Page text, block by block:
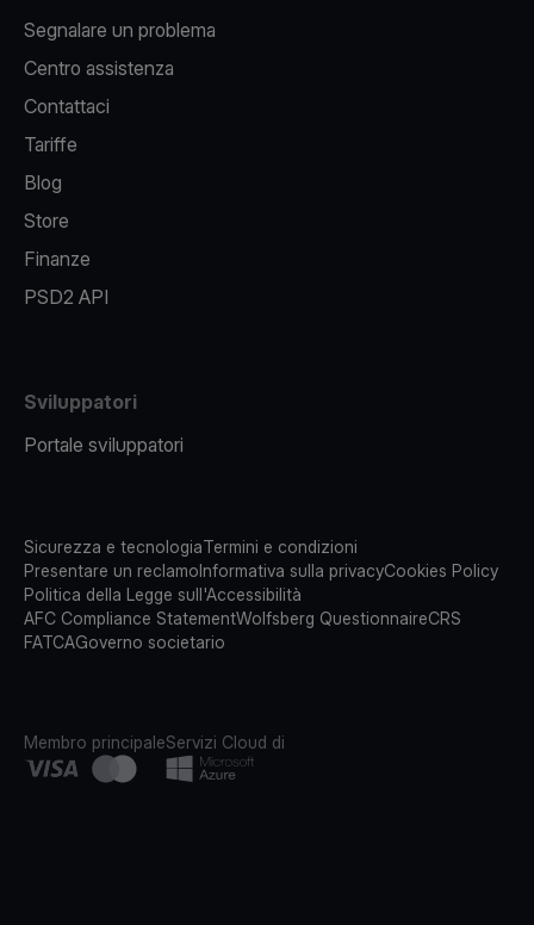
Segnalare un problema
Centro assistenza
Contattaci
Tariffe
Blog
Store
Finanze
PSD2 API
Sviluppatori
Portale sviluppatori
Sicurezza e tecnologiaTermini e condizioni
Presentare un reclamoInformativa sulla privacyCookies Policy
Politica della Legge sull'Accessibilità
AFC Compliance StatementWolfsberg QuestionnaireCRS
FATCAGoverno societario
Membro principaleServizi Cloud di